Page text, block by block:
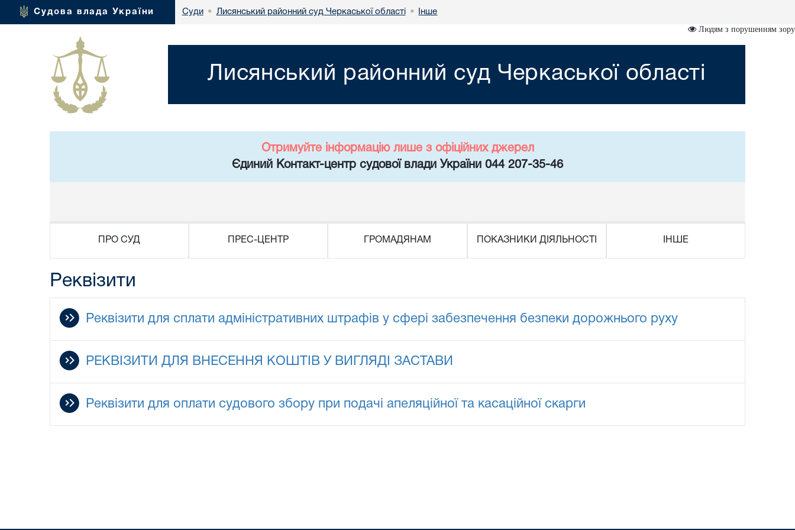
Судова влада України Суди • Лисянський районний суд Черкаської області • Інше
Людям з порушенням зору
Лисянський районний суд Черкаської області
Отримуйте інформацію лише з офіційних джерел
Єдиний Контакт-центр судової влади України 044 207-35-46
ПРО СУД ПРЕС-ЦЕНТР ГРОМАДЯНАМ ПОКАЗНИКИ ДІЯЛЬНОСТІ ІНШЕ
Реквізити
Реквізити для сплати адміністративних штрафів у сфері забезпечення безпеки дорожнього руху
РЕКВІЗИТИ ДЛЯ ВНЕСЕННЯ КОШТІВ У ВИГЛЯДІ ЗАСТАВИ
Реквізити для оплати судового збору при подачі апеляційної та касаційної скарги